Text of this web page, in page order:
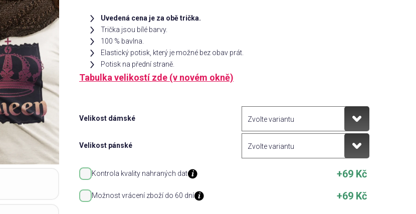
Uvedená cena je za obě trička.
Trička jsou bílé barvy.
100 % bavlna.
Elastický potisk, který je možné bez obav prát.
Potisk na přední straně.
Tabulka velikostí zde (v novém okně)
Velikost dámské
Velikost pánské
Kontrola kvality nahraných dat +69 Kč
Možnost vrácení zboží do 60 dní +69 Kč